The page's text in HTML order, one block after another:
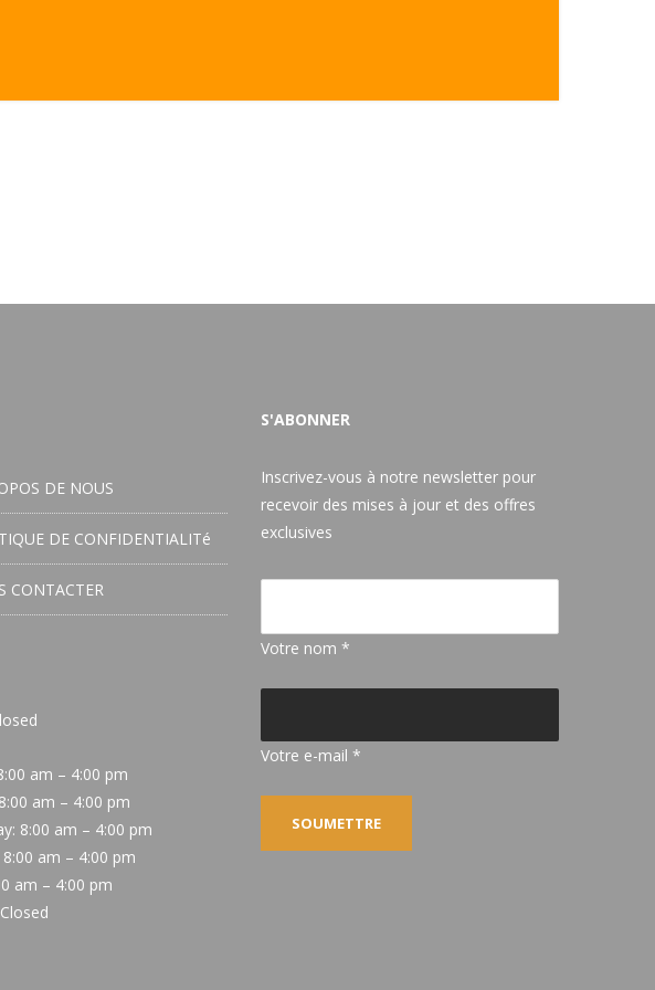
DE NOUS
DE CONFIDENTIALITé
CONTACTER
am – 4:00 pm
8:00 am – 4:00 pm
8:00 am – 4:00 pm
8:00 am – 4:00 pm
am – 4:00 pm
Closed
S'ABONNER
Inscrivez-vous à notre newsletter pour
recevoir des mises à jour et des offres
exclusives
Votre nom *
Votre e-mail *